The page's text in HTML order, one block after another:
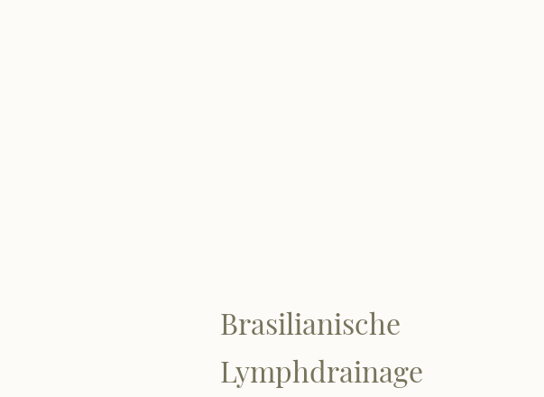
Brasilianische
Lymphdrainage